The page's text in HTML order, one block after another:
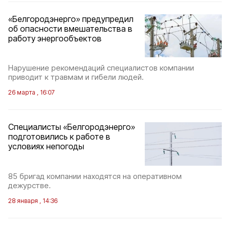
«Белгородэнерго» предупредил
об опасности вмешательства в
работу энергообъектов
Нарушение рекомендаций специалистов компании
приводит к травмам и гибели людей.
26 марта , 16:07
Специалисты «Белгородэнерго»
подготовились к работе в
условиях непогоды
85 бригад компании находятся на оперативном
дежурстве.
28 января , 14:36